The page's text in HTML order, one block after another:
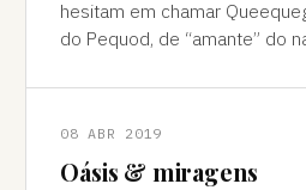
hesitam em chamar
do Pequod, de “amante” do
compreens
08 ABR 2019
Oásis & miragens